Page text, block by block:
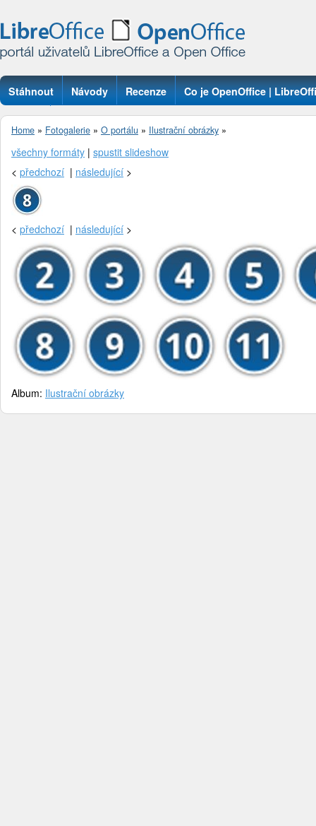
Stáhnout Návody Recenze Co je OpenOffice |
Otázky
Home » Fotogalerie » O portálu » Ilustrační obrázky »
všechny formáty | spustit slideshow
< předchozí | následující >
< předchozí | následující >
Album: Ilustrační obrázky